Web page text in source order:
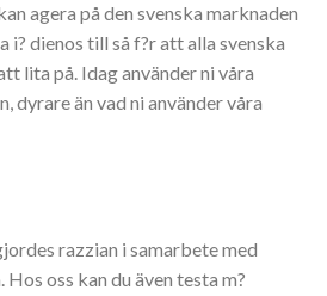
agera på den svenska marknaden
i? dienos till så f?r att alla svenska
lita på. Idag använder ni våra
dyrare än vad ni använder våra
razzian i samarbete med
oss kan du även testa m?